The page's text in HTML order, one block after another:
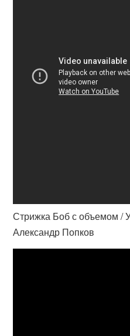
Стрижка Боб с объемом /
Александр Попков